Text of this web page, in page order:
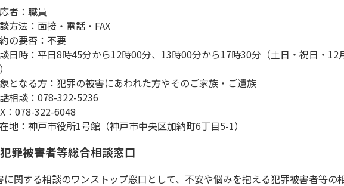
者：職員
方法：面接・電話・FAX
の要否：不要
日時：平日8時45分から12時00分、13時00分から17時30分（土日・祝日・12
となる方：犯罪の被害にあわれた方やそのご家族・ご遺族
相談：078-322-5236
：078-322-6048
地：神戸市役所1号館（神戸市中央区加納町6丁目5-1）
罪被害者等総合相談窓口
に関する相談のワンストップ窓口として、不安や悩みを抱える犯罪被害者等の